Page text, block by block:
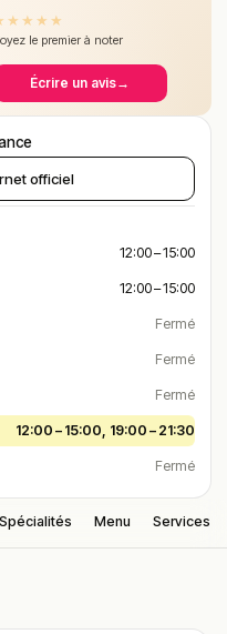
★ ★ ★ ★
le premier à noter
Écrire un avis→
officiel
12:00 – 15:00
12:00 – 15:00
Fermé
Fermé
Fermé
12:00 – 15:00, 19:00 – 21:30
Fermé
Spécialités Menu Services